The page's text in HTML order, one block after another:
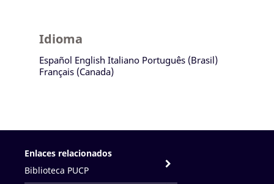
Idioma
Español English Italiano Português (Brasil)
Français (Canada)
Enlaces relacionados
Biblioteca PUCP